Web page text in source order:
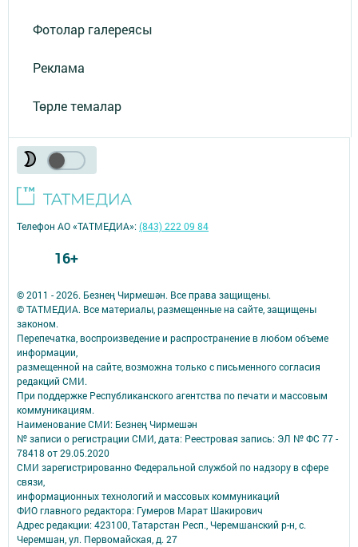
Фотолар галереясы
Реклама
Төрле темалар
© 2011 - 2026. Безнең Чирмешән. Все права защищены.
© ТАТМЕДИА. Все материалы, размещенные на сайте, защищены
законом.
Перепечатка, воспроизведение и распространение в любом объеме
информации,
размещенной на сайте, возможна только с письменного согласия
редакций СМИ.
При поддержке Республиканского агентства по печати и массовым
коммуникациям.
Наименование СМИ: Безнең Чирмешән
№ записи о регистрации СМИ, дата: Реестровая запись: ЭЛ № ФС 77 -
78418 от 29.05.2020
СМИ зарегистрированно Федеральной службой по надзору в сфере
связи,
информационных технологий и массовых коммуникаций
ФИО главного редактора: Гумеров Марат Шакирович
Адрес редакции: 423100, Татарстан Респ., Черемшанский р-н, с.
Черемшан, ул. Первомайская, д. 27
Телефон АО «ТАТМЕДИА»:(843) 222 09 84
16+